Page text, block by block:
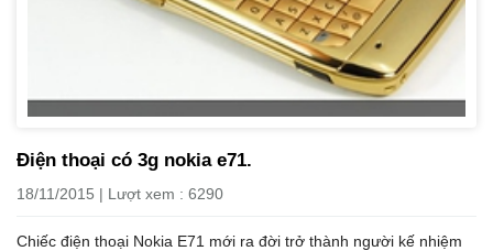
Điện thoại có 3g nokia e71.
18/11/2015 | Lượt xem : 6290
Chiếc điện thoại Nokia E71 mới ra đời trở thành người kế nhiệm